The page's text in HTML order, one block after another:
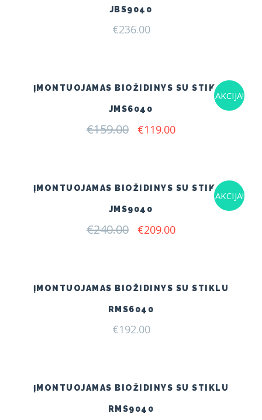
JBS9040
€236.00
AKCIJA!
ĮMONTUOJAMAS BIOŽIDINYS SU STIKLU
JMS6040
€159.00 Original
€119.00Current
AKCIJA!
ĮMONTUOJAMAS BIOŽIDINYS SU STIKLU
JMS9040
€240.00 Original
€209.00Current
ĮMONTUOJAMAS BIOŽIDINYS SU STIKLU
RMS6040
€192.00
ĮMONTUOJAMAS BIOŽIDINYS SU STIKLU
RMS9040